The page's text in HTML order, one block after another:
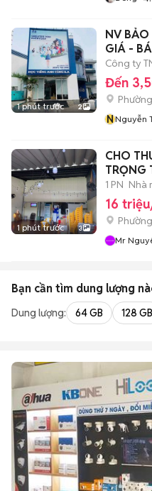
1 phút trước 2
NV BẢO
GIÁ -
Công ty
Đến
NNguyễn
1 phút trước 3
CHO
TRỌNG
1 PN Nhà
16
Mr
Bạn cần tìm dung lượng
Dung lượng: 64 GB 128 GB